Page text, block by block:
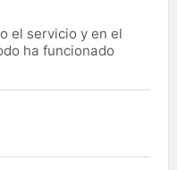
el servicio y en el
ha funcionado